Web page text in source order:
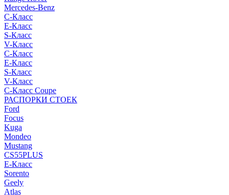
Mercedes-Benz
C-Класс
E-Класс
S-Класс
V-Класс
C-Класс
E-Класс
S-Класс
V-Класс
C-Класс Coupe
РАСПОРКИ СТОЕК
Ford
Focus
Kuga
Mondeo
Mustang
CS55PLUS
E-Класс
Sorento
Geely
Atlas